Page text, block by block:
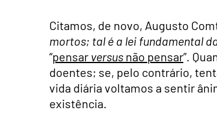
Citamos, de novo, Augusto
mortos; tal é a lei fundamental
“pensar versus não pensar”.
doentes; se, pelo contrário,
vida diária voltamos a sentir
existência.